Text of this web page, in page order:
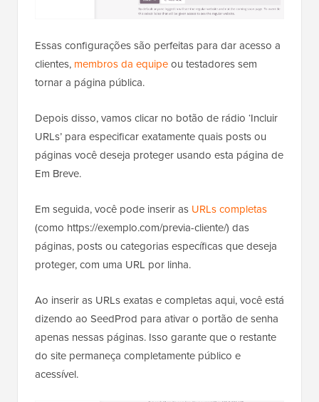
Essas configurações são perfeitas para dar acesso a
clientes, membros da equipeou testadores sem
tornar a página pública.
Depois disso, vamos clicar no botão de rádio ‘Incluir
URLs’ para especificar exatamente quais posts ou
páginas você deseja proteger usando esta página de
Em Breve.
Em seguida, você pode inserir as URLs completas
(como https://exemplo.com/previa-cliente/) das
páginas, posts ou categorias específicas que deseja
proteger, com uma URL por linha.
Ao inserir as URLs exatas e completas aqui, você está
dizendo ao SeedProd para ativar o portão de senha
apenas nessas páginas. Isso garante que o restante
do site permaneça completamente público e
acessível.